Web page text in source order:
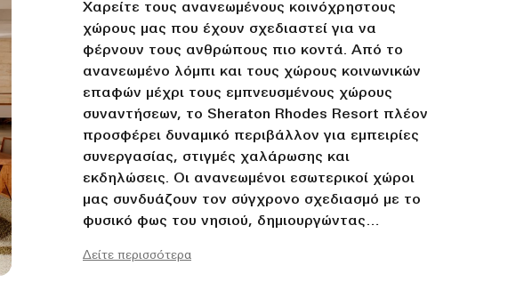
Χαρείτε τους ανανεωμένους κοινόχρηστους
χώρους μας που έχουν σχεδιαστεί για να
φέρνουν τους ανθρώπους πιο κοντά. Από το
ανανεωμένο λόμπι και τους χώρους κοινωνικών
επαφών μέχρι τους εμπνευσμένους χώρους
συναντήσεων, το Sheraton Rhodes Resort πλέον
προσφέρει δυναμικό περιβάλλον για εμπειρίες
συνεργασίας, στιγμές χαλάρωσης και
εκδηλώσεις. Οι ανανεωμένοι εσωτερικοί χώροι
μας συνδυάζουν τον σύγχρονο σχεδιασμό με το
φυσικό φως του νησιού, δημιουργώντας
εργασία ή συναντήσεις.
Δείτε περισσότερα